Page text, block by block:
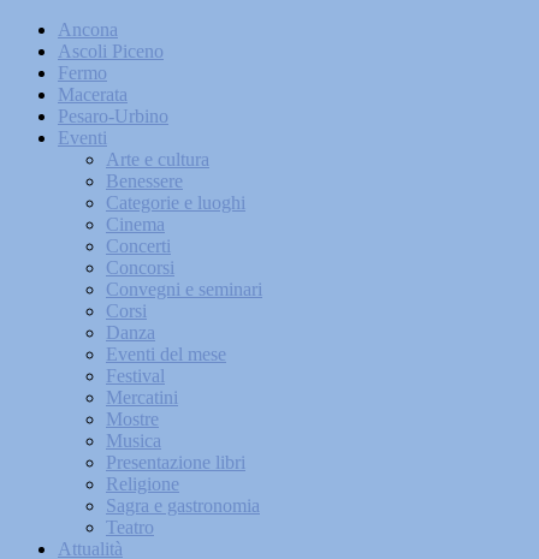
Ancona
Ascoli Piceno
Fermo
Macerata
Pesaro-Urbino
Eventi
Arte e cultura
Benessere
Categorie e luoghi
Cinema
Concerti
Concorsi
Convegni e seminari
Corsi
Danza
Eventi del mese
Festival
Mercatini
Mostre
Musica
Presentazione libri
Religione
Sagra e gastronomia
Teatro
Attualità